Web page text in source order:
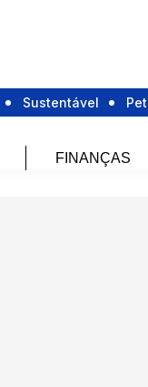
Sustentável Pet
FINANÇAS